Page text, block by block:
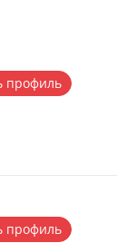
профиль
профиль